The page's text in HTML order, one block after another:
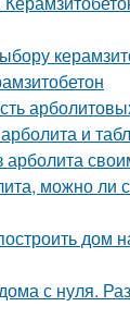
и
можно ли
дом
с нуля.